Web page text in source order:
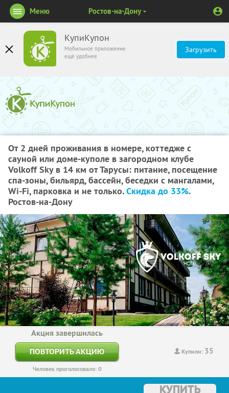
КупиКупон
Мобильное приложение
ещё удобнее
Загрузить
Меню Ростов-на-Дону
От 2 дней проживания в номере, коттедже с
сауной или доме-куполе в загородном клубе
Volkoff Sky в 14 км от Тарусы: питание, посещение
спа-зоны, бильярд, бассейн, беседки с мангалами,
Wi-Fi, парковка и не только.Скидка до 33%.
Ростов-на-Дону
Купили: 35
Акция завершилась
ПОВТОРИТЬ АКЦИЮ
Человек проголосовало: 0
КУПИТЬ